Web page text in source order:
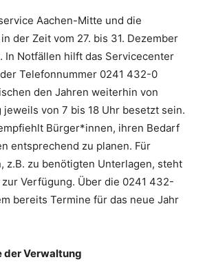
Aachen-Mitte und die
der Zeit vom 27. bis 31. Dezember
In Notfällen hilft das Servicecenter
Telefonnummer 0241 432-0
den Jahren weiterhin von
jeweils von 7 bis 18 Uhr besetzt sein.
Bürger*innen, ihren Bedarf
entsprechend zu planen. Für
z.B. zu benötigten Unterlagen, steht
Verfügung. Über die 0241 432-
bereits Termine für das neue Jahr
der Verwaltung